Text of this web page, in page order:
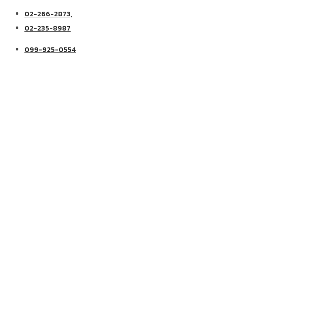
02-266-2873,
02-235-8987
099-925-0554